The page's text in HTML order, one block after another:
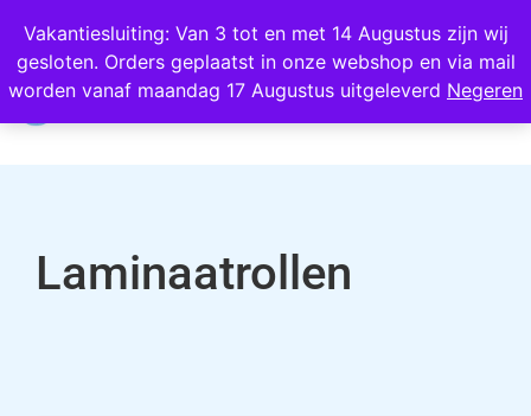
Vakantiesluiting: Van 3 tot en met 14 Augustus zijn wij
gesloten. Orders geplaatst in onze webshop en via mail
worden vanaf maandag 17 Augustus uitgeleverd Negeren
Wij scoren een 4,8 op Google
0
Laminaatrollen